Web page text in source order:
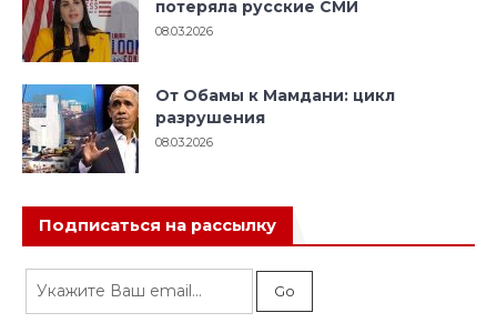
потеряла русские СМИ
08.03.2026
От Обамы к Мамдани: цикл
разрушения
08.03.2026
Подписаться на рассылку